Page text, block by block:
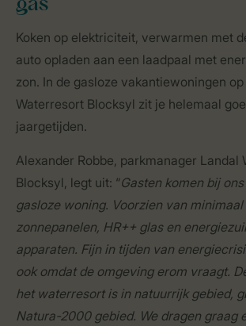
gas
Koken op elektriciteit, verwarmen met
auto opladen aan een laadpaal met
zon. In de gasloze vakantiewoningen op
Waterresort Blocksyl zit je helemaal
jaargetijden.
Alexander Robbe, parkmanager Landal
Blocksyl, legt uit: “Gasten komen bij
gasloze woning. Voorzien van
zonnepanelen, HR++ glas en
apparaten. Fijn in tijden van
ook omdat de omgeving erom vraagt.
het waterresort is in natuurrijk gebied,
Natura-2000 gebied. We dragen graag